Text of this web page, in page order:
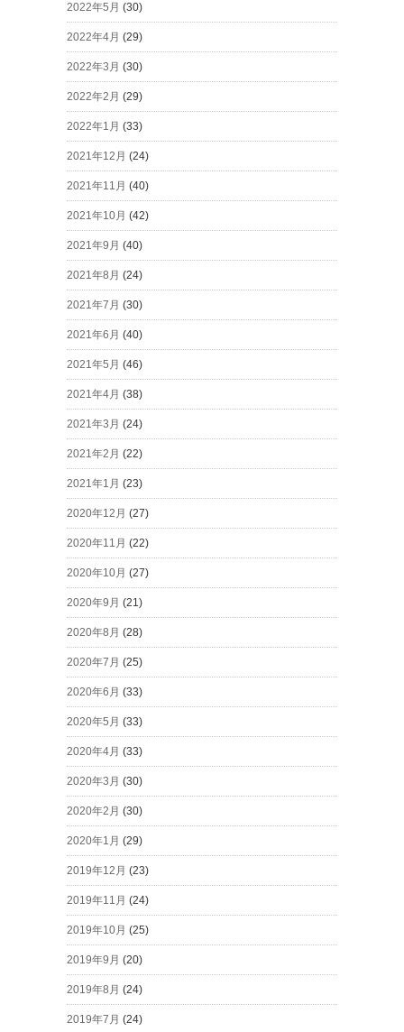
2022年5月 (30)
2022年4月 (29)
2022年3月 (30)
2022年2月 (29)
2022年1月 (33)
2021年12月 (24)
2021年11月 (40)
2021年10月 (42)
2021年9月 (40)
2021年8月 (24)
2021年7月 (30)
2021年6月 (40)
2021年5月 (46)
2021年4月 (38)
2021年3月 (24)
2021年2月 (22)
2021年1月 (23)
2020年12月 (27)
2020年11月 (22)
2020年10月 (27)
2020年9月 (21)
2020年8月 (28)
2020年7月 (25)
2020年6月 (33)
2020年5月 (33)
2020年4月 (33)
2020年3月 (30)
2020年2月 (30)
2020年1月 (29)
2019年12月 (23)
2019年11月 (24)
2019年10月 (25)
2019年9月 (20)
2019年8月 (24)
2019年7月 (24)